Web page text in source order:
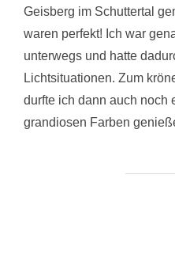
Geisberg im Schuttertal
waren perfekt! Ich war
unterwegs und hatte
Lichtsituationen. Zum
durfte ich dann auch noch
grandiosen Farben